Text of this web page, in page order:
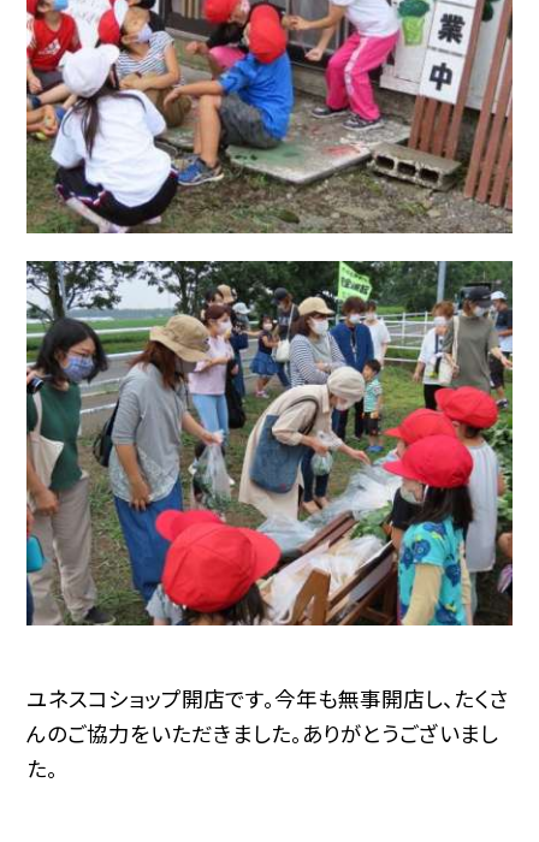
ユネスコショップ開店です。今年も無事開店し、たくさ
んのご協力をいただきました。ありがとうございまし
た。